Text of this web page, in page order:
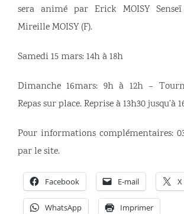
sera animé par Erick MOISY
Mireille MOISY (F).
Samedi 15 mars: 14h à 18h
Dimanche 16mars: 9h à 12h –
Repas sur place. Reprise à 13h30 jusqu’à
Pour informations complémentaires:
par le site.
Facebook E-mail X
WhatsApp Imprimer